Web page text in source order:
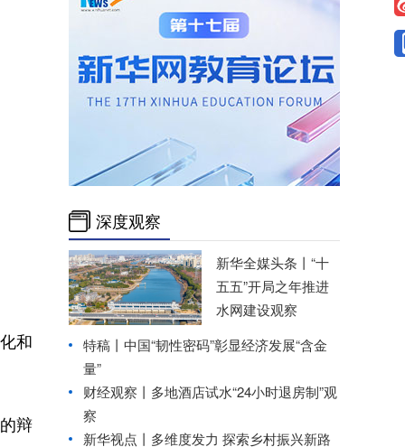
和
辩
深度观察
新华全媒头条丨 “十
五五”开局之年推进
水网建设观察
特稿丨中国“韧性密码”彰显经济发展“含金
量”
财经观察丨 多地酒店试水“24小时退房制”观
察
新华视点丨 多维度发力 探索乡村振兴新路